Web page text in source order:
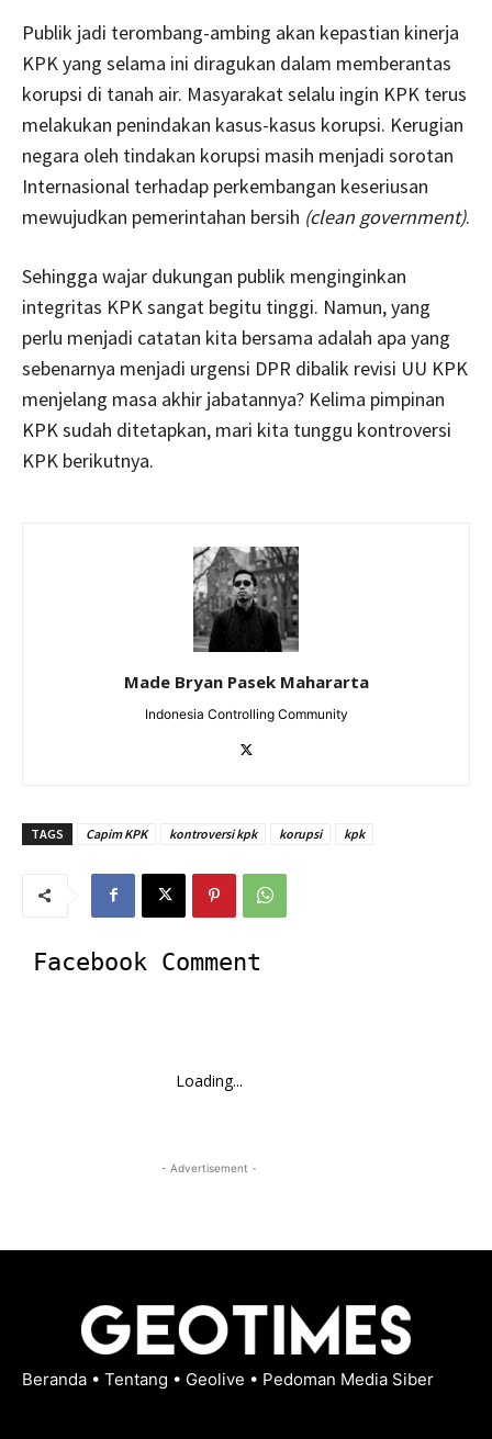
Publik jadi terombang-ambing akan kepastian kinerja
KPK yang selama ini diragukan dalam memberantas
korupsi di tanah air. Masyarakat selalu ingin KPK terus
melakukan penindakan kasus-kasus korupsi. Kerugian
negara oleh tindakan korupsi masih menjadi sorotan
Internasional terhadap perkembangan keseriusan
mewujudkan pemerintahan bersih (clean government).
Sehingga wajar dukungan publik menginginkan
integritas KPK sangat begitu tinggi. Namun, yang
perlu menjadi catatan kita bersama adalah apa yang
sebenarnya menjadi urgensi DPR dibalik revisi UU KPK
menjelang masa akhir jabatannya? Kelima pimpinan
KPK sudah ditetapkan, mari kita tunggu kontroversi
KPK berikutnya.
Made Bryan Pasek Mahararta
Indonesia Controlling Community
TAGS Capim KPK kontroversi kpk korupsi kpk
Facebook Comment
Loading...
- Advertisement -
Beranda • Tentang • Geolive • Pedoman Media Siber